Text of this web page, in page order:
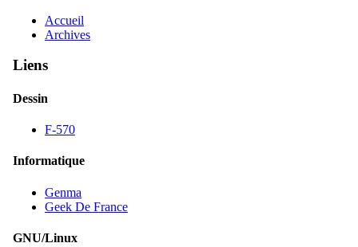
Accueil
Archives
Liens
Dessin
F-570
Informatique
Genma
Geek De France
GNU/Linux